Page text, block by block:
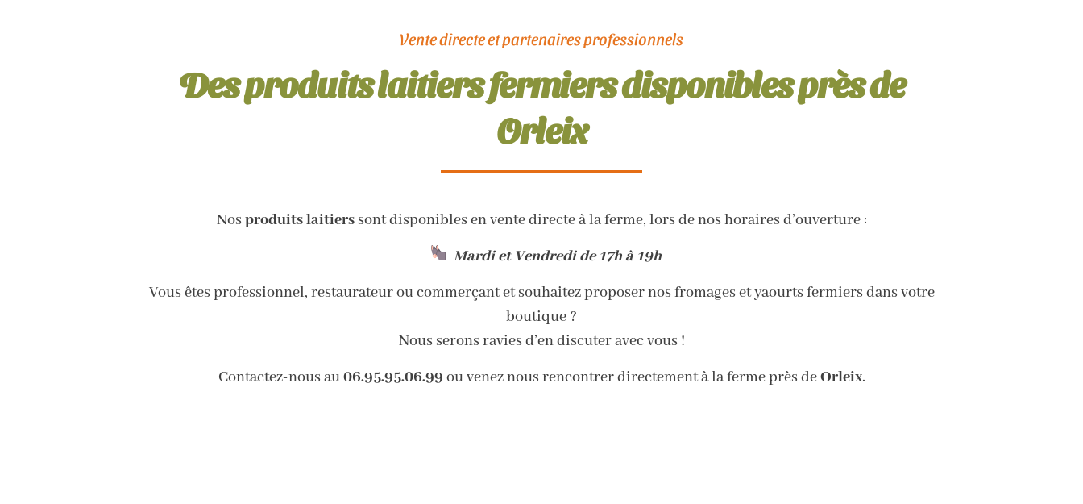
Vente directe et partenaires professionnels
Des produits laitiers fermiers disponibles près de
Orleix
Nos produits laitierssont disponibles en vente directe à la ferme, lors de nos horaires d’ouverture :
Mardi et Vendredi de 17h à 19h
Vous êtes professionnel, restaurateur ou commerçant et souhaitez proposer nos fromages et yaourts fermiers dans votre
boutique ?
Nous serons ravies d’en discuter avec vous !
Contactez-nous au06.95.95.06.99 ou venez nous rencontrer directement à la ferme près deOrleix.